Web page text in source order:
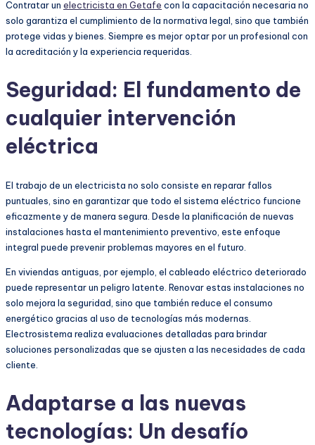
Contratar un electricista en Getafe con la capacitación necesaria no
solo garantiza el cumplimiento de la normativa legal, sino que también
protege vidas y bienes. Siempre es mejor optar por un profesional con
la acreditación y la experiencia requeridas.
Seguridad: El fundamento de
cualquier intervención
eléctrica
El trabajo de un electricista no solo consiste en reparar fallos
puntuales, sino en garantizar que todo el sistema eléctrico funcione
eficazmente y de manera segura. Desde la planificación de nuevas
instalaciones hasta el mantenimiento preventivo, este enfoque
integral puede prevenir problemas mayores en el futuro.
En viviendas antiguas, por ejemplo, el cableado eléctrico deteriorado
puede representar un peligro latente. Renovar estas instalaciones no
solo mejora la seguridad, sino que también reduce el consumo
energético gracias al uso de tecnologías más modernas.
Electrosistema realiza evaluaciones detalladas para brindar
soluciones personalizadas que se ajusten a las necesidades de cada
cliente.
Adaptarse a las nuevas
tecnologías: Un desafío